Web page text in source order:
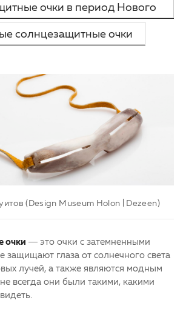
глаз
очки в период Нового
времени
солнцезащитные очки
(Design Museum Holon | Dezeen)
очки — это очки с затемненными
защищают глаза от солнечного света
лучей, а также являются модным
всегда они были такими, какими